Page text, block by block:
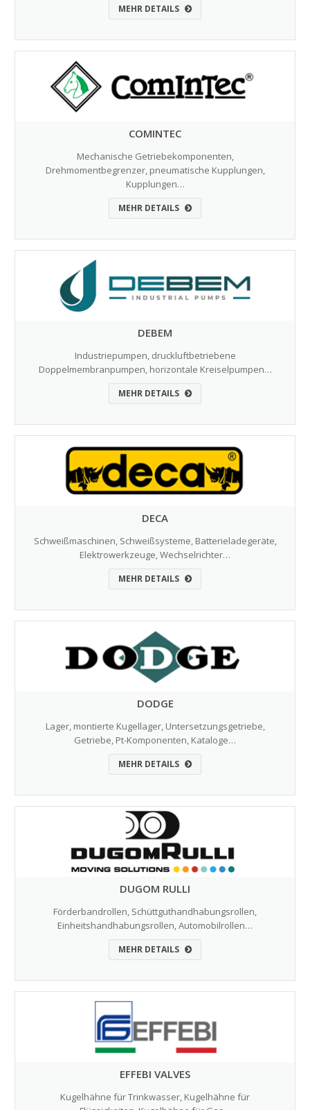
MEHR DETAILS
COMINTEC
Mechanische Getriebekomponenten,
Drehmomentbegrenzer, pneumatische Kupplungen,
Kupplungen…
MEHR DETAILS
DEBEM
Industriepumpen, druckluftbetriebene
Doppelmembranpumpen, horizontale Kreiselpumpen…
MEHR DETAILS
DECA
Schweißmaschinen, Schweißsysteme, Batterieladegeräte,
Elektrowerkzeuge, Wechselrichter…
MEHR DETAILS
DODGE
Lager, montierte Kugellager, Untersetzungsgetriebe,
Getriebe, Pt-Komponenten, Kataloge…
MEHR DETAILS
DUGOM RULLI
Förderbandrollen, Schüttguthandhabungsrollen,
Einheitshandhabungsrollen, Automobilrollen…
MEHR DETAILS
EFFEBI VALVES
Kugelhähne für Trinkwasser, Kugelhähne für